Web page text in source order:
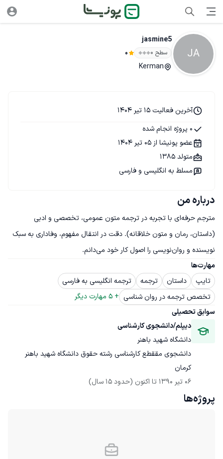
JA
jasmine5
سطح ۰ 0
Kerman
درباره من
مترجم حرفه‌ای با تجربه در ترجمه متون عمومی، تخصصی و ادبی
(داستان، رمان و متون خلاقانه). دقت در انتقال مفهوم، وفاداری به سبک
نویسنده و روان‌نویسی را اصول کار خود می‌دانم.
مهارت‌ها
تایپ
داستان ترجمه
ترجمه انگلیسی به فارسی
تخصص ترجمه در روان شناسی +
5 مهارت دیگر
سوابق تحصیلی
دیپلم/دانشجوی کارشناسی
دانشگاه شهید باهنر
دانشجوی مققطع کارشناسی رشته حقوق دانشگاه شهید باهنر
کرمان
06 تیر 1390
تا اکنون (حدود 15 سال)
آخرین فعالیت 15 تیر 1404
0 پروژه انجام شده
عضو پونیشا از 05 تیر 1404
متولد 1385
مسلط به انگلیسی و فارسی
پروژه‌ها